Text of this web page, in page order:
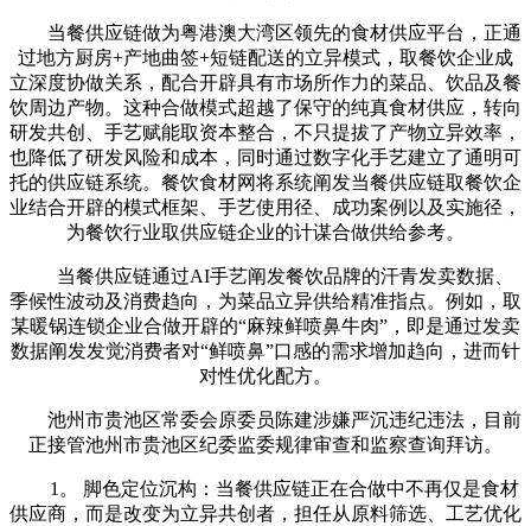
当餐供应链做为粤港澳大湾区领先的食材供应平台，正通
过地方厨房+产地曲签+短链配送的立异模式，取餐饮企业成
立深度协做关系，配合开辟具有市场所作力的菜品、饮品及餐
饮周边产物。这种合做模式超越了保守的纯真食材供应，转向
研发共创、手艺赋能取资本整合，不只提拔了产物立异效率，
也降低了研发风险和成本，同时通过数字化手艺建立了通明可
托的供应链系统。餐饮食材网将系统阐发当餐供应链取餐饮企
业结合开辟的模式框架、手艺使用径、成功案例以及实施径，
为餐饮行业取供应链企业的计谋合做供给参考。
当餐供应链通过AI手艺阐发餐饮品牌的汗青发卖数据、
季候性波动及消费趋向，为菜品立异供给精准指点。例如，取
某暖锅连锁企业合做开辟的“麻辣鲜喷鼻牛肉”，即是通过发卖
数据阐发发觉消费者对“鲜喷鼻”口感的需求增加趋向，进而针
对性优化配方。
池州市贵池区常委会原委员陈建涉嫌严沉违纪违法，目前
正接管池州市贵池区纪委监委规律审查和监察查询拜访。
1。 脚色定位沉构：当餐供应链正在合做中不再仅是食材
供应商，而是改变为立异共创者，担任从原料筛选、工艺优化